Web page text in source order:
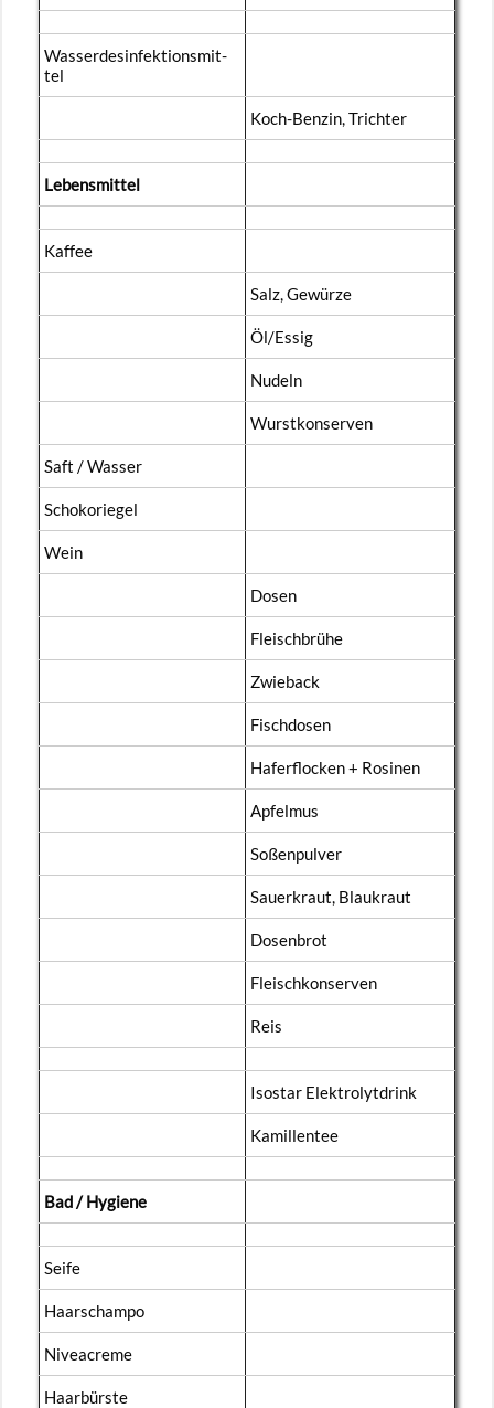
Was­ser­des­in­fek­ti­ons­mit­
tel
Koch-Ben­zin, Trich­ter
Le­bens­mit­tel
Kaf­fee
Salz, Ge­wür­ze
Öl/Essig
Nu­deln
Wurst­kon­ser­ven
Saft / Was­ser
Scho­ko­rie­gel
Wein
Dosen
Fleisch­brü­he
Zwie­back
Fisch­do­sen
Ha­fer­flo­cken + Ro­si­nen
Ap­fel­mus
So­ßen­pul­ver
Sau­er­kraut, Blau­kraut
Do­sen­brot
Fleisch­kon­ser­ven
Reis
Is­ostar Elek­tro­lyt­drink
Ka­mil­len­tee
Bad / Hy­gie­ne
Seife
Haar­scham­po
Ni­veacreme
Haar­bürs­te